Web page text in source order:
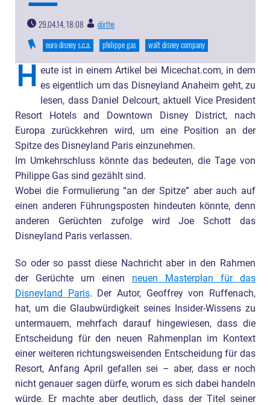
29.04.14, 18:08
dörthe
euro disney s.c.a.
philippe gas walt disney company
H eute ist in einem Artikel bei Micechat.com, in dem
es eigentlich um das Disneyland Anaheim geht, zu
lesen, dass Daniel Delcourt, aktuell Vice President
Resort Hotels and Downtown Disney District, nach
Europa zurückkehren wird, um eine Position an der
Spitze des Disneyland Paris einzunehmen.
Im Umkehrschluss könnte das bedeuten, die Tage von
Philippe Gas sind gezählt sind.
Wobei die Formulierung “an der Spitze” aber auch auf
einen anderen Führungsposten hindeuten könnte, denn
anderen Gerüchten zufolge wird Joe Schott das
Disneyland Paris verlassen.
So oder so passt diese Nachricht aber in den Rahmen
der Gerüchte um einen neuen Masterplan für das
Disneyland Paris. Der Autor, Geoffrey von Ruffenach,
hat, um die Glaubwürdigkeit seines Insider-Wissens zu
untermauern, mehrfach darauf hingewiesen, dass die
Entscheidung für den neuen Rahmenplan im Kontext
einer weiteren richtungsweisenden Entscheidung für das
Resort, Anfang April gefallen sei – aber, dass er noch
nicht genauer sagen dürfe, worum es sich dabei handeln
würde. Er machte aber deutlich, dass der Titel seiner